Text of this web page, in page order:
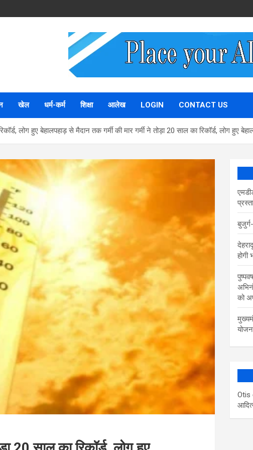
खेल धर्म-कर्म शिक्षा आलेख LOGIN CONTACT US
लोग हुए बेहालपहाड़ से मैदान तक गर्मी की मार गर्मी ने तोड़ा 20 साल का रिकॉर्ड, लोग हुए
होगी
को
Otis